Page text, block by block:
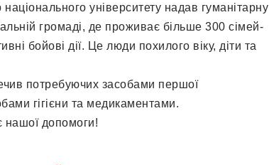
університету надав гуманітарну
громаді, де проживає більше 300 сімей-
бойові дії. Це люди похилого віку, діти та
потребуючих засобами першої
гігієни та медикаментами.
нашої допомоги!